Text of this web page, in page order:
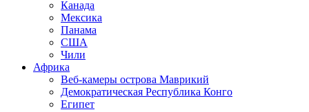
Канада
Мексика
Панама
США
Чили
Африка
Веб-камеры острова Маврикий
Демократическая Республика Конго
Египет